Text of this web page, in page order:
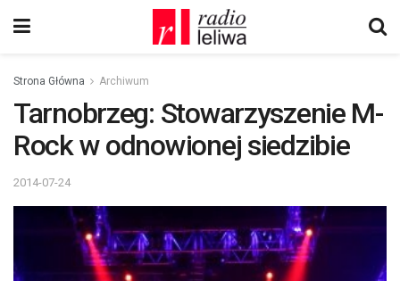
Strona Główna Archiwum
Tarnobrzeg: Stowarzyszenie M-
Rock w odnowionej siedzibie
2014-07-24